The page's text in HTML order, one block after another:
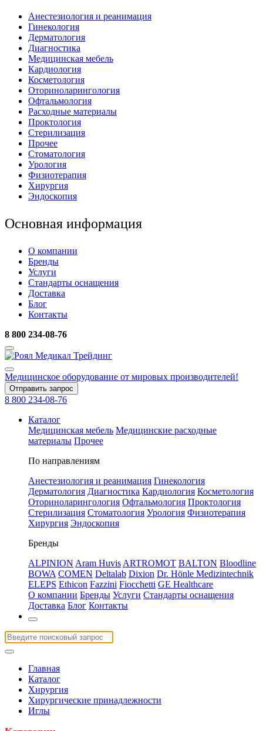
Анестезиология и реанимация
Гинекология
Дерматология
Диагностика
Медицинская мебель
Кардиология
Косметология
Оториноларингология
Офтальмология
Расходные материалы
Проктология
Стерилизация
Прочее
Стоматология
Урология
Физиотерапия
Хирургия
Эндоскопия
Основная информация
О компании
Бренды
Услуги
Стандарты оснащения
Доставка
Блог
Контакты
8 800 234-08-76
Медицинское оборудование от мировых производителей!
Отправить запрос
8 800 234-08-76
Каталог
Медицинская мебель Медицинские расходные
материалы Прочее
По направлениям
Анестезиология и реанимация Гинекология
Дерматология Диагностика Кардиология Косметология
Оториноларингология Офтальмология Проктология
Стерилизация Стоматология Урология Физиотерапия
Хирургия Эндоскопия
Бренды
ALPINION Aram Huvis ARTROMOT BALTON Bloodline
BOWA COMEN Deltalab Dixion Dr. Hönle Medizintechnik
ELEPS Ethicon Fazzini Fiocchetti GE Healthcare
О компании Бренды Услуги Стандарты оснащения
Доставка Блог Контакты
Главная
Каталог
Хирургия
Хирургические принадлежности
Иглы